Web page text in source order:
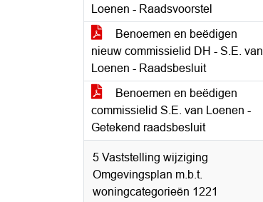
Loenen - Raadsvoorstel
Benoemen en beëdigen
nieuw commissielid DH - S.E. van
Loenen - Raadsbesluit
Benoemen en beëdigen
commissielid S.E. van Loenen -
Getekend raadsbesluit
5 Vaststelling wijziging
Omgevingsplan m.b.t.
woningcategorieën 1221